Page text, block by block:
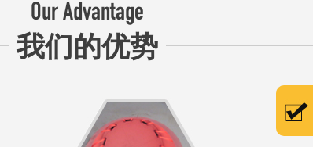
Our Advantage
我们的优势